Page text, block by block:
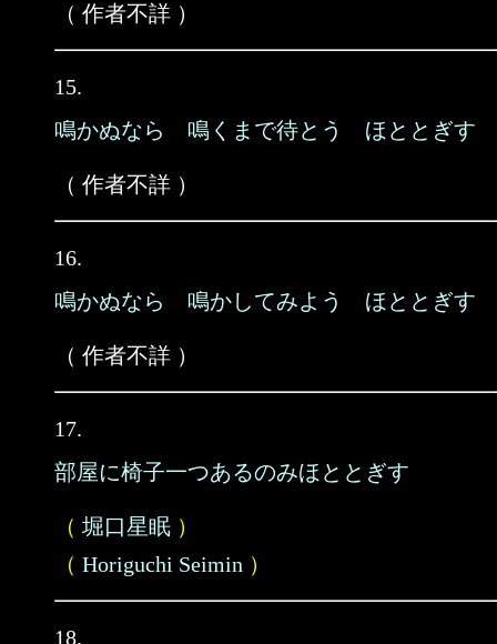
（ 作者不詳 ）
15.
鳴かぬなら 鳴くまで待とう ほととぎす
（ 作者不詳 ）
16.
鳴かぬなら 鳴かしてみよう ほととぎす
（ 作者不詳 ）
17.
部屋に椅子一つあるのみほととぎす
（ 堀口星眠 ）
（ Horiguchi Seimin ）
18.